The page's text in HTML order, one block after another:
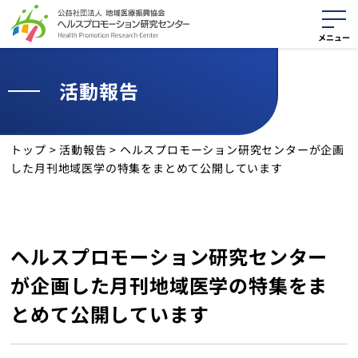
活動紹介
役に立つ資料
最新情報
サイトマップ
個人情報保護方針
活動報告
トップ >活動報告 > ヘルスプロモーション研究センターが企画
した月刊地域医学の特集をまとめて公開しています
ヘルスプロモーション研究センター
が企画した月刊地域医学の特集をま
とめて公開しています